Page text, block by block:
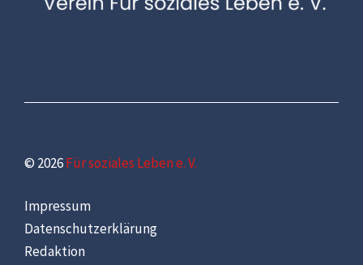
© 2026Für soziales Leben e. V.
Impressum
Datenschutzerklärung
Redaktion